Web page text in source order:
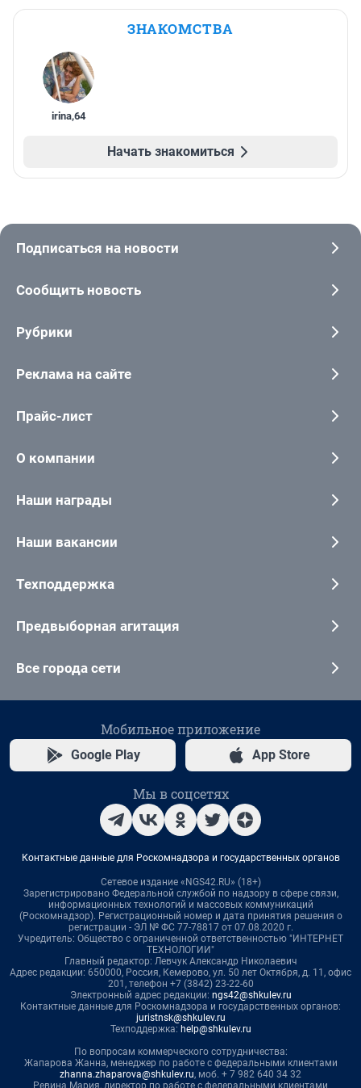
ЗНАКОМСТВА
irina,64
Начать знакомиться
Подписаться на новости
Сообщить новость
Рубрики
Реклама на сайте
Прайс-лист
О компании
Наши награды
Наши вакансии
Техподдержка
Предвыборная агитация
Все города сети
Мобильное приложение
Google Play App Store
Мы в соцсетях
Контактные данные для Роскомнадзора и государственных органов
Сетевое издание «NGS42.RU» (18+)
Зарегистрировано Федеральной службой по надзору в сфере связи,
информационных технологий и массовых коммуникаций
(Роскомнадзор). Регистрационный номер и дата принятия решения о
регистрации - ЭЛ № ФС 77-78817 от 07.08.2020 г.
Учредитель: Общество с ограниченной ответственностью "ИНТЕРНЕТ
ТЕХНОЛОГИИ"
Главный редактор: Левчук Александр Николаевич
Адрес редакции: 650000, Россия, Кемерово, ул. 50 лет Октября, д. 11, офис
201, телефон +7 (3842) 23-22-60
Электронный адрес редакции: ngs42@shkulev.ru
Контактные данные для Роскомнадзора и государственных органов:
juristnsk@shkulev.ru
Техподдержка: help@shkulev.ru
По вопросам коммерческого сотрудничества:
Жапарова Жанна, менеджер по работе с федеральными клиентами
zhanna.zhaparova@shkulev.ru, моб. + 7 982 640 34 32
Ревина Мария, директор по работе с федеральными клиентами